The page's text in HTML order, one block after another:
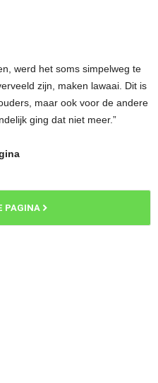
werd het soms simpelweg te
zijn, maken lawaai. Dit is
maar ook voor de andere
ging dat niet meer.”
PAGINA